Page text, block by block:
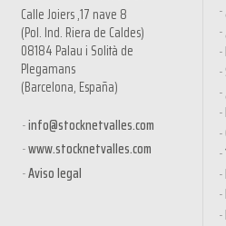
Calle Joiers ,17 nave 8
(Pol. Ind. Riera de Caldes)
08184 Palau i Solità de
Plegamans
(Barcelona, España)
info@stocknetvalles.com
www.stocknetvalles.com
Aviso legal